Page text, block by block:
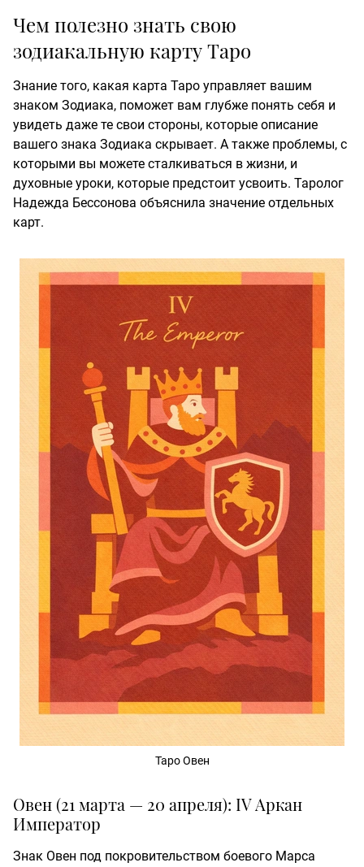
Чем полезно знать свою
зодиакальную карту Таро
Знание того, какая карта Таро управляет вашим
знаком Зодиака, поможет вам глубже понять себя и
увидеть даже те свои стороны, которые описание
вашего знака Зодиака скрывает. А также проблемы, с
которыми вы можете сталкиваться в жизни, и
духовные уроки, которые предстоит усвоить. Таролог
Надежда Бессонова объяснила значение отдельных
карт.
Таро Овен
Овен (21 марта — 20 апреля): IV Аркан
Император
Знак Овен под покровительством боевого Марса